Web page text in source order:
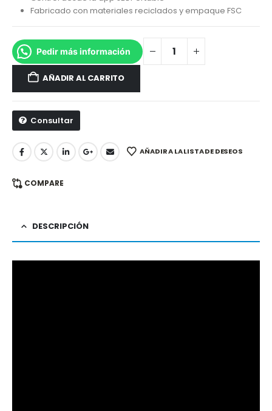
Fabricado con materiales reciclados y empaque FSC
Pedir más información
AÑADIR AL CARRITO
Consultar
AÑADIR A LA LISTA DE DESEOS
COMPARE
DESCRIPCIÓN